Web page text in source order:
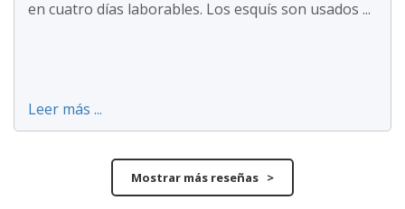
en cuatro días laborables. Los esquís son usados ...
Leer más ...
Mostrar más reseñas >